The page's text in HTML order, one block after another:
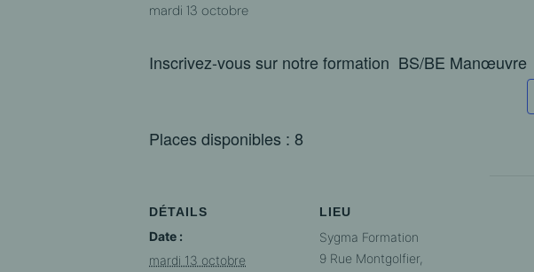
mardi 13 octobre
Inscrivez-vous sur notre formation BS/BE Manœuvre
Places disponibles : 8
DÉTAILS
Date :
mardi 13 octobre
LIEU
Sygma Formation
9 Rue Montgolfier,